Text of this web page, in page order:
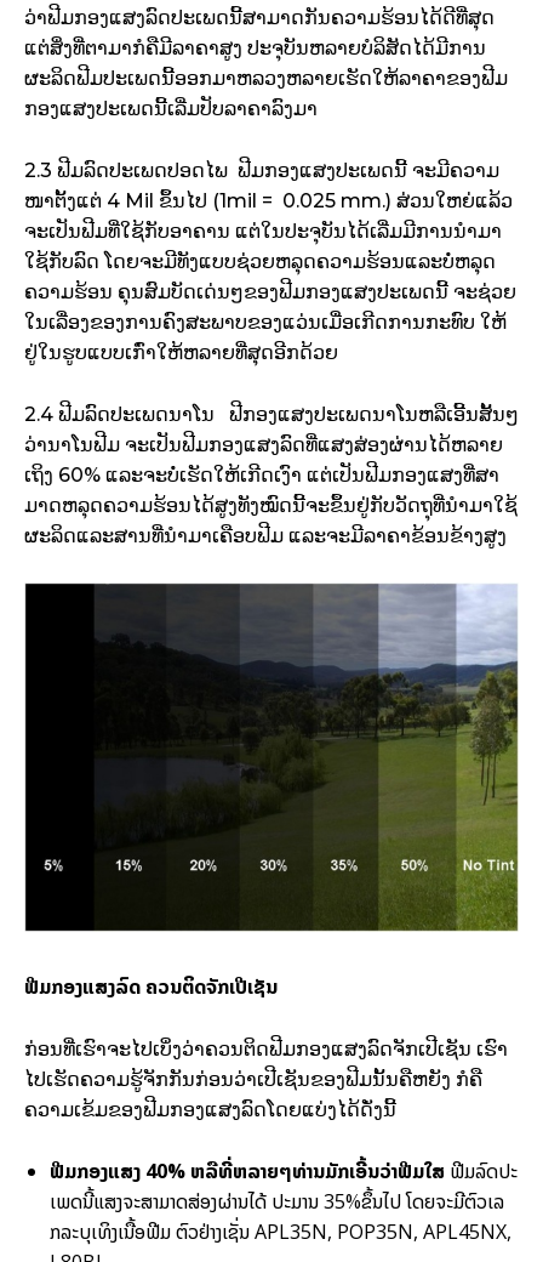
ວ່າຟີ​ມກ​ອງ​ແສງ​ລົດ​ປະ​ເພດ​ນີ້​ສາມາດ​ກັນ​ຄວາມ​ຮ້ອນ​ໄດ້​ດີ​ທີ່ສຸດ
ແຕ່​ສິ່ງ​ທີ່​ຕາ​ມາ​ກໍ​ຄື​ມີ​ລາ​ຄາ​ສູງ ປະຈຸບັນ​ຫລາຍ​ບໍລິສັດ​ໄດ້​ມີການ​
ຜະລິດ​ຟີມປະ​ເພດ​ນີ້​ອອກ​ມາ​ຫລວງຫລາຍ​ເຮັດໃຫ້​ລາ​ຄາ​ຂອງຟີມ
ກ​ອງ​ແສງປະ​ເພດ​ນີ້​ເລີ່ມ​ປັບ​ລາ​ຄາ​ລົງ​ມາ
2.3 ຟີມ​ລົດ​ປະ​ເພດ​ປອດໄພ ຟີ​ມກ​ອງ​ແສງປະ​ເພດ​ນີ້ ຈະ​ມີ​ຄວາມ​
ໜາ​ຕັ້ງ​ແຕ່ 4 Mil ຂຶ້ນ​ໄປ (1mil = 0.025 mm.) ສ່ວນ​ໃຫຍ່​ແລ້ວ​
ຈະ​ເປັນຟີມ​ທີ່​ໃຊ້​ກັບ​ອາ​ຄານ ແຕ່​ໃນ​ປະຈຸບັນ​ໄດ້​ເລີ່ມ​ມີ​ການ​ນຳ​ມາ​
ໃຊ້​ກັບ​ລົດ​ ໂດຍ​ຈະ​ມີ​ທັງ​ແບບ​ຊ່ວຍ​ຫລຸດ​ຄວາມ​ຮ້ອນ​ແລະ​ບໍ່​ຫລຸດ​
ຄວາມ​ຮ້ອນ ຄຸ​ນສົມບັດ​ເດ່ນໆ​ຂອງຟີມກ​ອງ​ແສງປະ​ເພດ​ນີ້ ຈະ​ຊ່ວຍ​
ໃນ​ເລື່ອງ​ຂອງການ​ຄົງ​ສະພາບຂອງ​ແວ່ນເມື່ອ​ເກີດ​ການ​ກະ​ທົບ ໃຫ້​
ຢູ່ໃນ​ຮູບ​ແບບ​ເກົ່າ​ໃຫ້​ຫລາຍ​ທີ່ສຸດ​ອີກ​ດ້ວຍ
2.4 ຟີ​ມ​ລົດ​​ປະ​ເພດ​ນາ​ໂນ
ຟີກ​ອງ​ແສງ​ປະ​ເພດ​ນາ​ໂນຫລື​ເອີ້ນ​ສັ້ນໆ​
ວ່ານາ​ໂນ​ຟີມ ຈະເປັນ​ຟີມກ​ອງ​ແສງ​ລົດ​ທີ່​ແສງ​ສ່ອງ​ຜ່ານ​ໄດ້​ຫລາຍ​
ເຖິງ 60% ແລະ​ຈະ​ບໍ່​ເຮັດໃຫ້​ເກີດ​ເງົາ ແຕ່​ເປັນຟີ​ມກ​ອງ​ແສງທີ່​ສາ
ມາດຫ​ລຸດ​ຄວາມ​ຮ້ອນ​ໄດ້​ສູງ​ທັງ​ໝົດ​ນີ້​ຈະ​ຂຶ້ນ​ຢູ່​ກັບ​ວັດ​ຖຸ​ທີ່​ນຳ​ມາ​ໃຊ້​
ຜະລິດ​ແລະສານ​ທີ່​ນຳ​ມາ​ເຄືອບ​ຟີ​ມ ແລະ​ຈະ​ມີ​ລາ​ຄາ​ຂ້ອນ​ຂ້າງ​ສູງ
ຟີມກ​ອງ​ແສງ​ລົດ​ ຄວນ​ຕິດ​ຈັກ​ເປີ​ເຊັນ
ກ່ອນ​ທີ່​ເຮົາ​ຈະ​ໄປ​ເບິ່ງ​ວ່າ​ຄວນຕິດ​ຟີ​ມກ​ອງ​ແສງ​ລົດ​​ຈັກ​ເປີເຊັນ ເຮົາ​
ໄປ​ເຮັດ​ຄວາມ​ຮູ້​ຈັກ​ກັນ​ກ່ອນ​ວ່າເປີເຊັນ​ຂອງ​ຟີ​ມນັ້ນ​ຄື​ຫຍັງ ກໍ​ຄື
ຄວາມ​ເຂ້ມ​ຂອງ​ຟີ​ມກ​ອງ​ແສງ​ລົດ​ໂດຍ​ແບ່ງ​ໄດ້​ດັ່ງ​ນີ້
ຟີ​ມກ​ອງ​ແສງ 40% ຫລື​ທີ່​ຫລາຍໆ​ທ່ານ​ມັກ​ເອີ້ນວ່າຟີມ​ໃສ ຟີ​ມລົດ​ປະ​
ເພດ​ນີ້​ແສງ​ຈະ​ສາມາດ​ສ່ອງ​ຜ່ານ​ໄດ້ ປະ​ມານ 35%ຂຶ້ນ​ໄປ ໂດຍ​ຈະ​ມີ​ຕົວ​ເລ​
ກລະ​ບຸເທິງ​ເນື້ອ​ຟີ​ມ ຕົວ​ຢ່າງ​ເຊັ່ນ APL35N, POP35N, APL45NX,